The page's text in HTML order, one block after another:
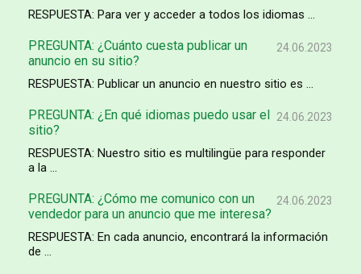
RESPUESTA: Para ver y acceder a todos los idiomas ...
24.06.2023
PREGUNTA: ¿Cuánto cuesta publicar un
anuncio en su sitio?
RESPUESTA: Publicar un anuncio en nuestro sitio es ...
24.06.2023
PREGUNTA: ¿En qué idiomas puedo usar el
sitio?
RESPUESTA: Nuestro sitio es multilingüe para responder
a la ...
24.06.2023
PREGUNTA: ¿Cómo me comunico con un
vendedor para un anuncio que me interesa?
RESPUESTA: En cada anuncio, encontrará la información
de ...